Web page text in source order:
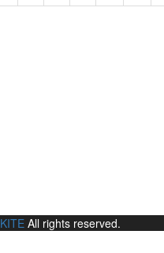
KITEAll rights reserved.